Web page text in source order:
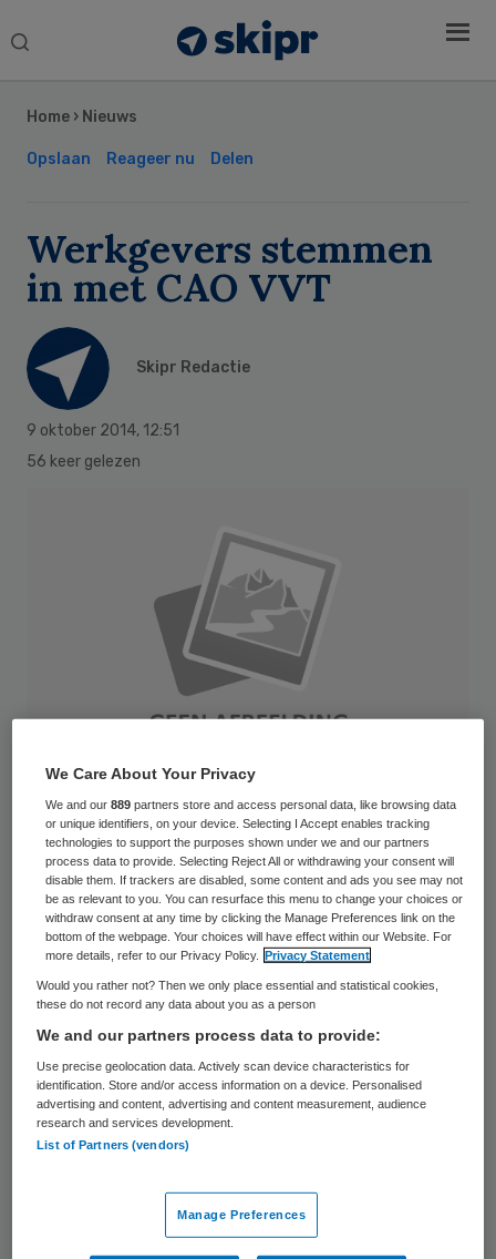
Search
Home › Nieuws
Opslaan Reageer nu Delen
Werkgevers stemmen
in met CAO VVT
Skipr Redactie
9 oktober 2014, 12:51
56 keer gelezen
Man with thumbs up Autor Birgelen Band 1 Ich und der Kunde
Publikationsname / Publikationsnummer / E-Tag TT.MM.JJJJ (optional)
De leden van ActiZ en BTN hebben
ingestemd met de cao in de verpleeg- en
verzorgingshuizen, thuiszorg, kraamzorg
en jeugdgezondheidszorg. De
achterbannen van de vakbonden Abvakabo
FNV, CNV Publieke Zaak, FBZ en NU’91
zullen de komende dagen stemmen over
september jl. werd bereikt. Als ook zij
akkoord gaan, betekent dat dat er een
Sidebar
We Care About Your Privacy
We and our889 partners store and access personal data, like browsing data
or unique identifiers, on your device. Selecting I Accept enables tracking
technologies to support the purposes shown under we and our partners
process data to provide. Selecting Reject All or withdrawing your consent will
disable them. If trackers are disabled, some content and ads you see may not
be as relevant to you. You can resurface this menu to change your choices or
withdraw consent at any time by clicking the Manage Preferences link on the
bottom of the webpage. Your choices will have effect within our Website. For
more details, refer to our Privacy Policy.
Privacy Statement
Would you rather not? Then we only place essential and statistical cookies,
these do not record any data about you as a person
We and our partners process data to provide:
Use precise geolocation data. Actively scan device characteristics for
identification. Store and/or access information on a device. Personalised
advertising and content, advertising and content measurement, audience
research and services development.
List of Partners (vendors)
Manage Preferences